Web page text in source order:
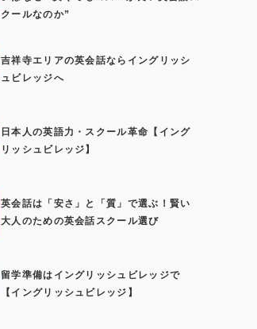
クールなのか”
吉祥寺エリアの英会話ならイングリッシ
ュビレッジへ
日本人の英語力・スクール革命【イング
リッシュビレッジ】
英会話は「安さ」と「質」で選ぶ！賢い
大人のための英会話スクール選び
留学準備はイングリッシュビレッジで
【イングリッシュビレッジ】